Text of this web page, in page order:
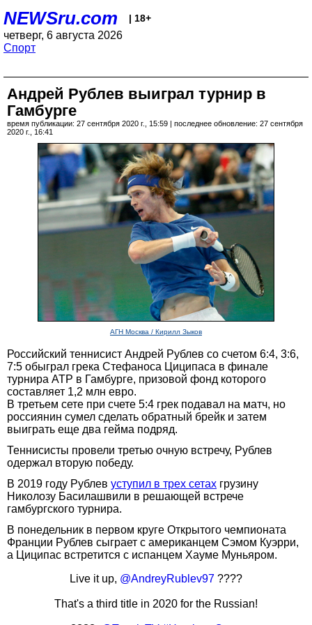
NEWSru.com | 18+
четверг, 6 августа 2026
Спорт
Андрей Рублев выиграл турнир в
Гамбурге
время публикации: 27 сентября 2020 г., 15:59 | последнее обновление: 27 сентября
2020 г., 16:41
АГН Москва / Кирилл Зыков
Российский теннисист Андрей Рублев со счетом 6:4, 3:6,
7:5 обыграл грека Стефаноса Циципаса в финале
турнира АТР в Гамбурге, призовой фонд которого
составляет 1,2 млн евро.
В третьем сете при счете 5:4 грек подавал на матч, но
россиянин сумел сделать обратный брейк и затем
выиграть еще два гейма подряд.
Теннисисты провели третью очную встречу, Рублев
одержал вторую победу.
В 2019 году Рублев уступил в трех сетах грузину
Николозу Басилашвили в решающей встрече
гамбургского турнира.
В понедельник в первом круге Открытого чемпионата
Франции Рублев сыграет с американцем Сэмом Куэрри,
а Циципас встретится с испанцем Хауме Муньяром.
Live it up, @AndreyRublev97 ????
That's a third title in 2020 for the Russian!